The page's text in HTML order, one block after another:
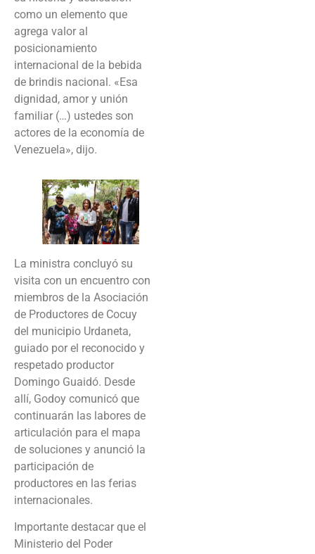
como un elemento que
agrega valor al
posicionamiento
internacional de la bebida
de brindis nacional. «Esa
dignidad, amor y unión
familiar (…) ustedes son
actores de la economía de
Venezuela», dijo.
La ministra concluyó su
visita con un encuentro con
miembros de la Asociación
de Productores de Cocuy
del municipio Urdaneta,
guiado por el reconocido y
respetado productor
Domingo Guaidó. Desde
allí, Godoy comunicó que
continuarán las labores de
articulación para el mapa
de soluciones y anunció la
participación de
productores en las ferias
internacionales.
Importante destacar que el
Ministerio del Poder